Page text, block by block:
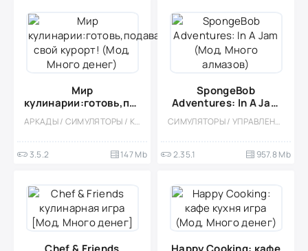
Мир
кулинарии:готовь,подавай,создавай
свой курорт! (Мод,
Много денег)
АРКАДЫ / СИМУЛЯТОРЫ / КУЛИНАРНАЯ / КАЗУАЛЬНЫЕ / ОДНОПОЛЬЗОВАТЕЛЬСКИЕ / СТИЛИЗАЦИЯ / ОФЛАЙН / ДЕВОЧКАМ / МОД / ВСТРОЕННЫЙ КЕШ
3.5.2 147 Mb
SpongeBob
Adventures: In A Jam
(Мод, Много
алмазов)
СИМУЛЯТОРЫ / УПРАВЛЕНИЕ / ФЕРМЫ / КАЗУАЛЬНЫЕ / ОДНОПОЛЬЗОВАТЕЛЬСКИЕ / СТИЛИЗАЦИЯ / ПО МУЛЬТФИЛЬМАМ
2.35.1 957.8 Mb